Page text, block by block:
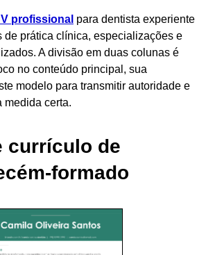
profissional para dentista experiente
de prática clínica, especializações e
A divisão em duas colunas é
no conteúdo principal, sua
modelo para transmitir autoridade e
medida certa.
currículo de
formado